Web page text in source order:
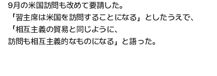
9月の米国訪問も改めて要請した。
「習主席は米国を訪問することになる」としたうえで、
「相互主義の貿易と同じように、
訪問も相互主義的なものになる」と語った。